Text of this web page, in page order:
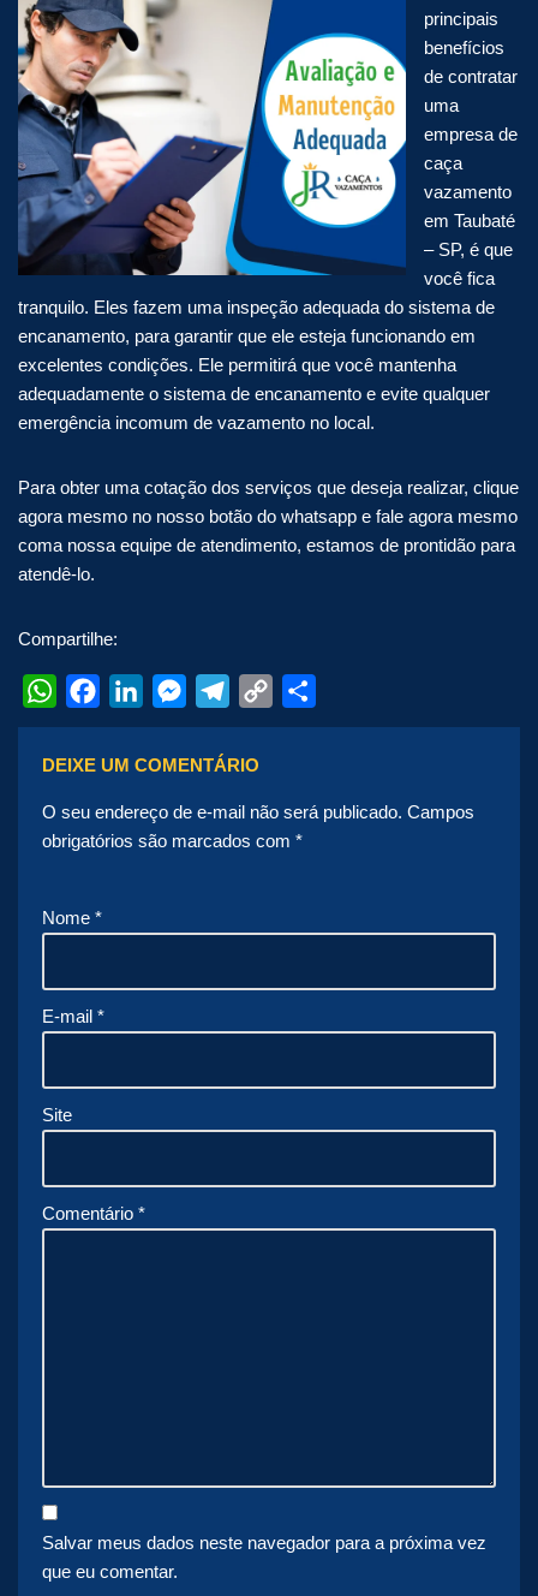
principais
benefícios
de contratar
uma
empresa de
caça
vazamento
em Taubaté
– SP, é que
você fica
tranquilo. Eles fazem uma inspeção adequada do sistema de
encanamento, para garantir que ele esteja funcionando em
excelentes condições. Ele permitirá que você mantenha
adequadamente o sistema de encanamento e evite qualquer
emergência incomum de vazamento no local.
Para obter uma cotação dos serviços que deseja realizar, clique
agora mesmo no nosso botão do whatsapp e fale agora mesmo
coma nossa equipe de atendimento, estamos de prontidão para
atendê-lo.
Compartilhe:
WhatsApp
Facebook
LinkedInMessenger
Telegram
Copy
Link
Share
DEIXE UM COMENTÁRIO
O seu endereço de e-mail não será publicado. Campos
obrigatórios são marcados com *
Nome *
E-mail *
Site
Comentário *
Salvar meus dados neste navegador para a próxima vez
que eu comentar.